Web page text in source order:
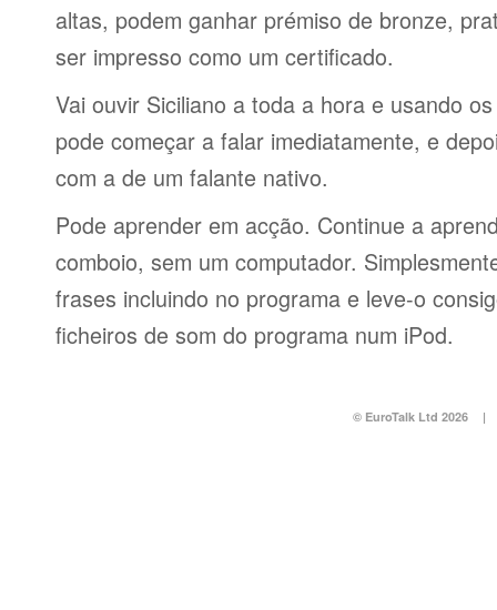
altas, podem ganhar prémiso de bronze,
ser impresso como um certificado.
Vai ouvir Siciliano a toda a hora e usando
pode começar a falar imediatamente, e
com a de um falante nativo.
Pode aprender em acção. Continue a
comboio, sem um computador.
frases incluindo no programa e leve-o
ficheiros de som do programa num iPod.
© EuroTalk Ltd 2026 |